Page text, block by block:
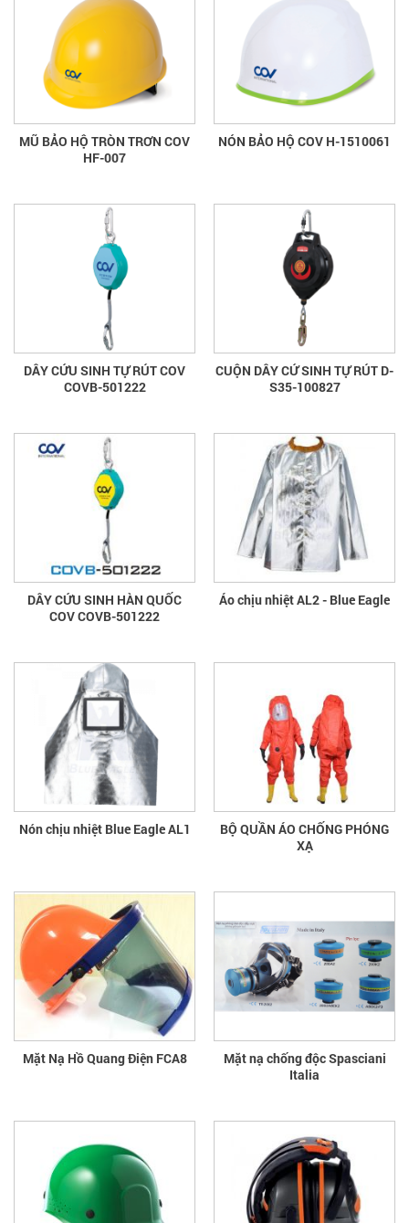
MŨ BẢO HỘ TRÒN TRƠN COV
HF-007
NÓN BẢO HỘ COV H-1510061
DÂY CỨU SINH TỰ RÚT COV
COVB-501222
CUỘN DÂY CỨ SINH TỰ RÚT D-
S35-100827
DÂY CỨU SINH HÀN QUỐC
COV COVB-501222
Áo chịu nhiệt AL2 - Blue Eagle
Nón chịu nhiệt Blue Eagle AL1
BỘ QUẦN ÁO CHỐNG PHÓNG
XẠ
Mặt Nạ Hồ Quang Điện FCA8
Mặt nạ chống độc Spasciani
Italia